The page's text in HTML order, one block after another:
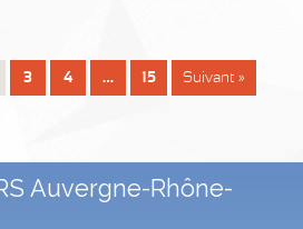
3 4 … 15 Suivant »
Auvergne-Rhône-